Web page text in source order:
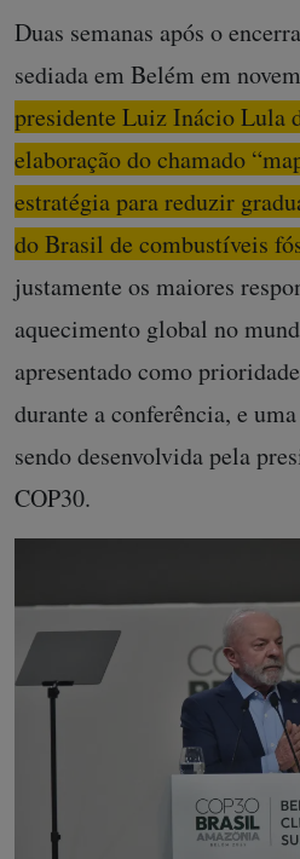
Duas semanas após o
sediada em Belém em
presidente Luiz Inácio Lula
elaboração do chamado
estratégia para reduzir
do Brasil de combustíveis
justamente os maiores
aquecimento global no
apresentado como
durante a conferência, e
sendo desenvolvida pela
COP30.